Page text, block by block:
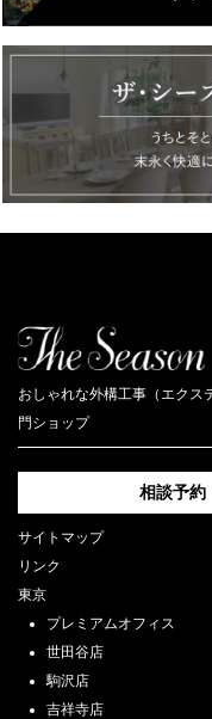
おしゃれな外構工事（エクス
門ショップ
相談予約
サイトマップ
リンク
東京
プレミアムオフィス
世田谷店
駒沢店
吉祥寺店